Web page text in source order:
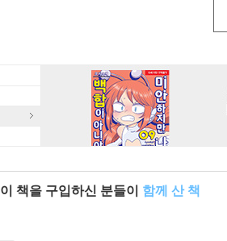
이 책을 구입하신 분들이 함께 산 책